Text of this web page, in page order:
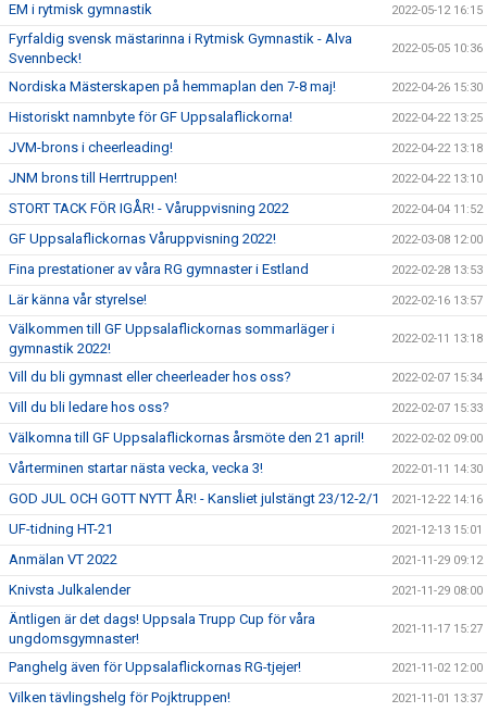
EM i rytmisk gymnastik 2022-05-12 16:15
Fyrfaldig svensk mästarinna i Rytmisk Gymnastik - Alva
Svennbeck!
2022-05-05 10:36
Nordiska Mästerskapen på hemmaplan den 7-8 maj! 2022-04-26 15:30
Historiskt namnbyte för GF Uppsalaflickorna! 2022-04-22 13:25
JVM-brons i cheerleading! 2022-04-22 13:18
JNM brons till Herrtruppen! 2022-04-22 13:10
STORT TACK FÖR IGÅR! - Våruppvisning 2022 2022-04-04 11:52
GF Uppsalaflickornas Våruppvisning 2022! 2022-03-08 12:00
Fina prestationer av våra RG gymnaster i Estland 2022-02-28 13:53
Lär känna vår styrelse! 2022-02-16 13:57
Välkommen till GF Uppsalaflickornas sommarläger i
gymnastik 2022!
2022-02-11 13:18
Vill du bli gymnast eller cheerleader hos oss? 2022-02-07 15:34
Vill du bli ledare hos oss? 2022-02-07 15:33
Välkomna till GF Uppsalaflickornas årsmöte den 21 april! 2022-02-02 09:00
Vårterminen startar nästa vecka, vecka 3! 2022-01-11 14:30
GOD JUL OCH GOTT NYTT ÅR! - Kansliet julstängt 23/12-2/1 2021-12-22 14:16
UF-tidning HT-21 2021-12-13 15:01
Anmälan VT 2022 2021-11-29 09:12
Knivsta Julkalender 2021-11-29 08:00
Äntligen är det dags! Uppsala Trupp Cup för våra
ungdomsgymnaster!
2021-11-17 15:27
Panghelg även för Uppsalaflickornas RG-tjejer! 2021-11-02 12:00
Vilken tävlingshelg för Pojktruppen! 2021-11-01 13:37